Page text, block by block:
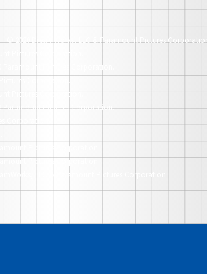
© 2020 DreamWorks, LLC & Paramount Pictures Corporation.
Pictures Corporation.
Paramount Pictures Corporation.
Corporation.
Pictures Corporation.
Paramount Pictures Corporation.
Corporation.
Pictures Corporation.
Pictures Corporation.
LLC & Paramount Pictures Corporation.